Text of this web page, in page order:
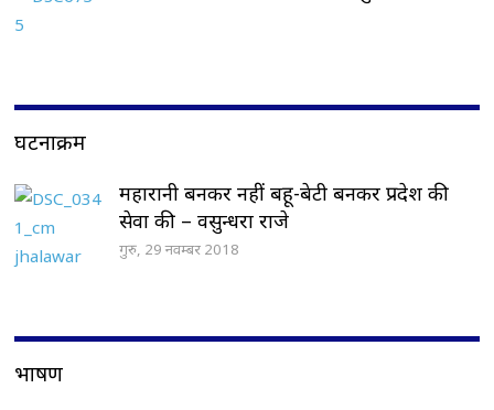
घटनाक्रम
महारानी बनकर नहीं बहू-बेटी बनकर प्रदेश की
सेवा की – वसुन्धरा राजे
गुरु, 29 नवम्बर 2018
भाषण